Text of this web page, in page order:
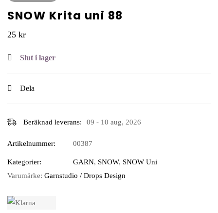
SNOW Krita uni 88
25 kr
Slut i lager
Dela
Beräknad leverans: 09 - 10 aug, 2026
Artikelnummer: 00387
Kategorier: GARN, SNOW, SNOW Uni
Varumärke: Garnstudio / Drops Design